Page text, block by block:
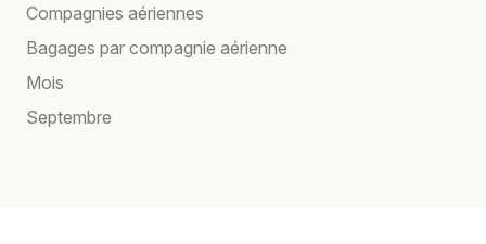
Compagnies aériennes
Bagages par compagnie aérienne
Mois
Septembre